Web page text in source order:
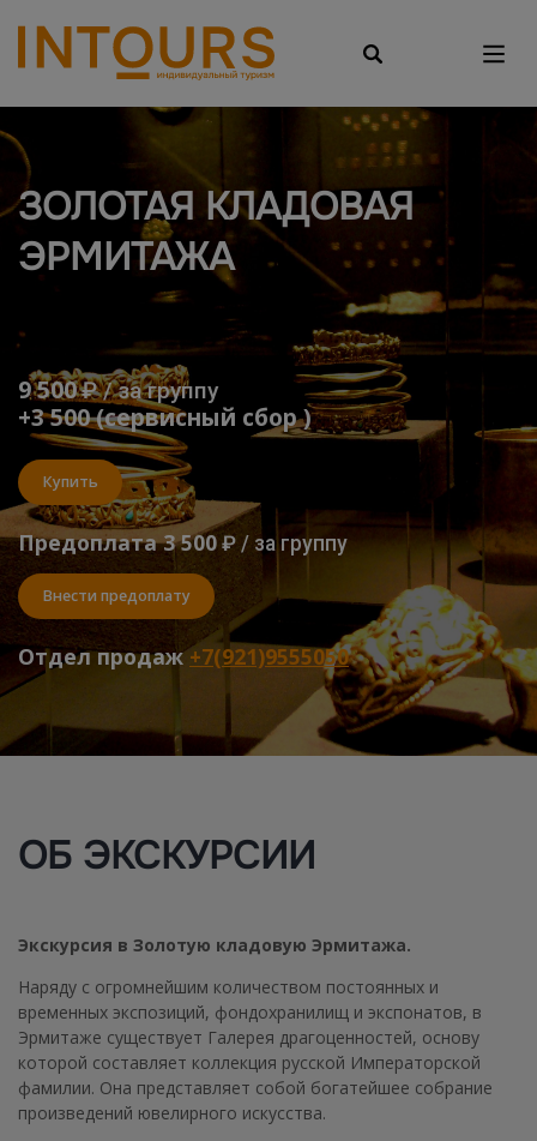
ЗОЛОТАЯ КЛАДОВАЯ
ЭРМИТАЖА
Купить
9 500₽ / за группу
+3 500 (сервисный сбор )
Предоплата 3 500 ₽ / за группу
Внести предоплату
Отдел продаж+7(921)9555050
ОБ ЭКСКУРСИИ
Экскурсия в Золотую кладовую Эрмитажа.
Наряду с огромнейшим количеством постоянных и
временных экспозиций, фондохранилищ и экспонатов, в
Эрмитаже существует Галерея драгоценностей, основу
которой составляет коллекция русской Императорской
фамилии. Она представляет собой богатейшее собрание
произведений ювелирного искусства.